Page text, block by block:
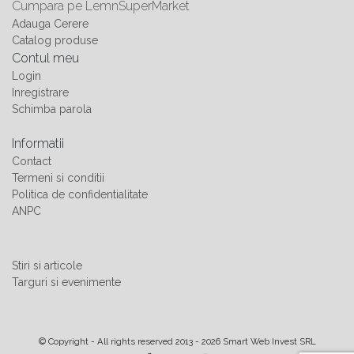
Cumpara pe LemnSuperMarket
Adauga Cerere
Catalog produse
Contul meu
Login
Inregistrare
Schimba parola
Informatii
Contact
Termeni si conditii
Politica de confidentialitate
ANPC
Stiri si articole
Targuri si evenimente
© Copyright - All rights reserved 2013 - 2026 Smart Web Invest SRL